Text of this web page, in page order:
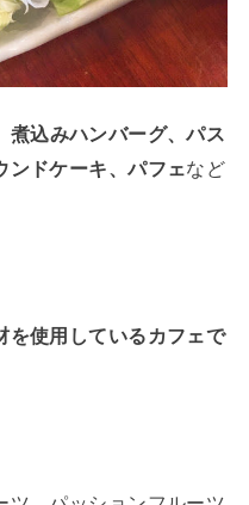
煮込みハンバーグ、パス
ンドケーキ、パフェなど
を使用しているカフェで